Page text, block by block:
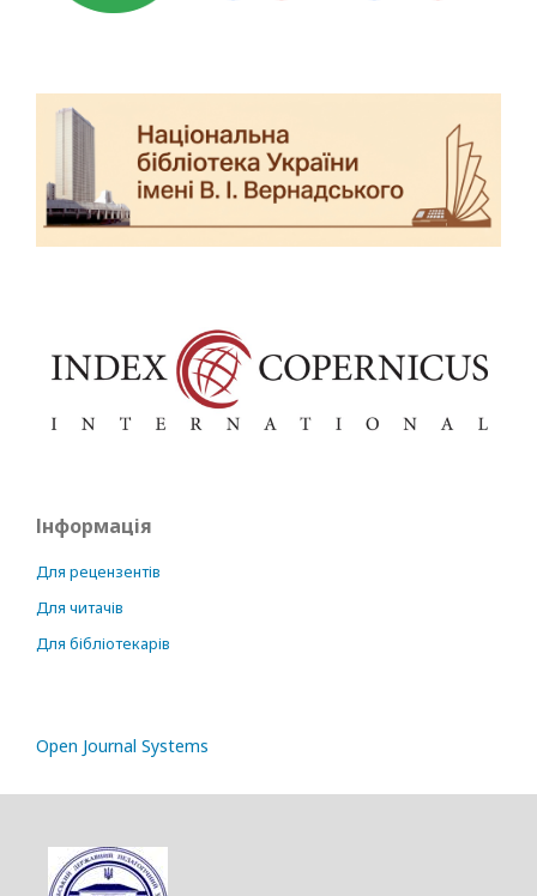
Інформація
Для рецензентів
Для читачів
Для бібліотекарів
Open Journal Systems